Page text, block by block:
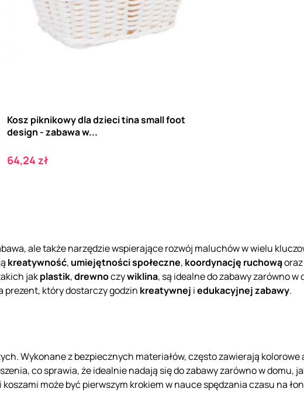
Kosz piknikowy dla dzieci tina small foot
design - zabawa w...
Cena
64,24 zł
ale także narzędzie wspierające rozwój maluchów w wielu
kreatywność, umiejętności społeczne, koordynację ruchowąoraz
jakplastik,drewnoczywiklina, są idealne do zabawy zarówno w
prezent, który dostarczy godzin kreatywnej iedukacyjnej zabawy.
Wykonane z bezpiecznych materiałów, często zawierają
co sprawia, że idealnie nadają się do zabawy zarówno w domu,
może być pierwszym krokiem w nauce spędzania czasu na